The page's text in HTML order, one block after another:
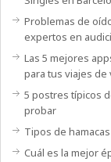
Problemas de
expertos en
Las 5 mejores
para tus viajes de
5 postres típicos
probar
Tipos de
Cuál es la mejor